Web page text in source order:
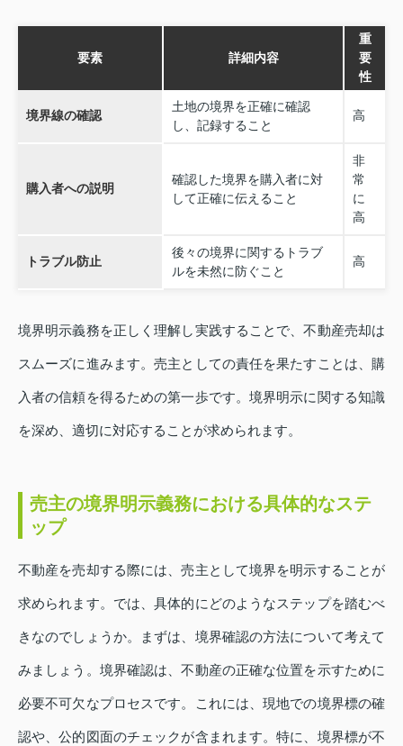
要素 詳細内容
重
要
性
境界線の確認
土地の境界を正確に確認
し、記録すること
高
購入者への説明
確認した境界を購入者に対
して正確に伝えること
非
常
に
高
トラブル防止
後々の境界に関するトラブ
ルを未然に防ぐこと
高
境界明示義務を正しく理解し実践することで、不動産売却は
スムーズに進みます。売主としての責任を果たすことは、購
入者の信頼を得るための第一歩です。境界明示に関する知識
を深め、適切に対応することが求められます。
売主の境界明示義務における具体的なステ
ップ
不動産を売却する際には、売主として境界を明示することが
求められます。では、具体的にどのようなステップを踏むべ
きなのでしょうか。まずは、境界確認の方法について考えて
みましょう。境界確認は、不動産の正確な位置を示すために
必要不可欠なプロセスです。これには、現地での境界標の確
認や、公的図面のチェックが含まれます。特に、境界標が不